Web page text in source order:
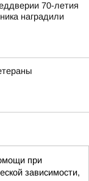
70-летия
наградили
при
зависимости,